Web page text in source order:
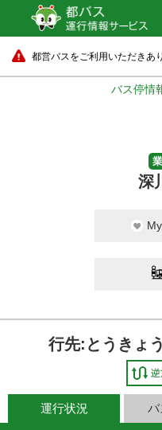
都営バスをご利用いただきあ
バス停情
深
行先:とうきょ
運行状況 バ